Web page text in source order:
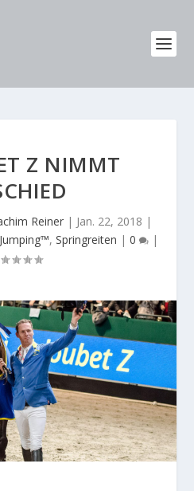
Z NIMMT
Reiner | Jan. 22, 2018 |
, Springreiten | 0 |